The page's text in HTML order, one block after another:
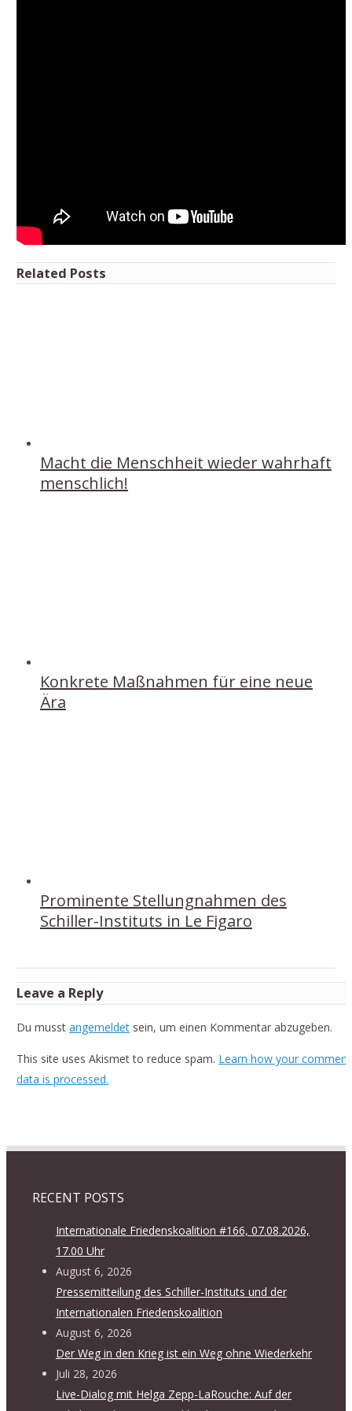
Related Posts
Macht die Menschheit wieder wahrhaft
menschlich!
Konkrete Maßnahmen für eine neue
Ära
Prominente Stellungnahmen des
Schiller-Instituts in Le Figaro
Leave a Reply
Du musst angemeldetsein, um einen Kommentar abzugeben.
This site uses Akismet to reduce spam. Learn how your comment
data is processed.
RECENT POSTS
Internationale Friedenskoalition #166, 07.08.2026,
17.00 Uhr
August 6, 2026
Pressemitteilung des Schiller-Instituts und der
Internationalen Friedenskoalition
August 6, 2026
Der Weg in den Krieg ist ein Weg ohne Wiederkehr
Juli 28, 2026
Live-Dialog mit Helga Zepp-LaRouche: Auf der